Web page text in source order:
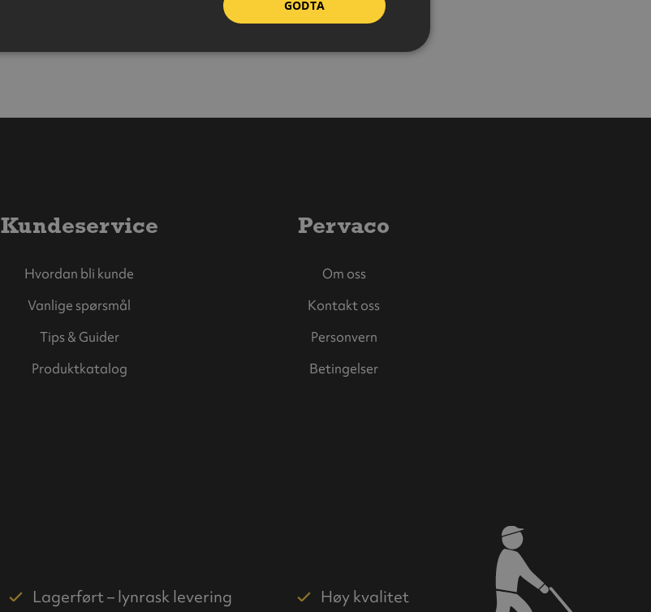
Kundeservice
Hvordan bli kunde
Vanlige spørsmål
Tips & Guider
Produktkatalog
Pervaco
Om oss
Kontakt oss
Personvern
Betingelser
Lagerført – lynrask levering Høy kvalitet
GODTA